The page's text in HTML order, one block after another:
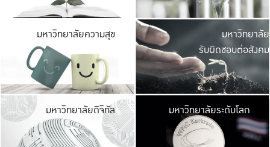
มหาวิทยาลัยความสุข มหาวิ
ค
เปิดประ
และพบเรื่องราวใ
มหาวิทยาลัย
รับผิดชอบต่อสังคม
มหาวิทยาลัยดิจิทัล มหาวิ
เปลี่ยนแปลง แล
เพื่อทำง
มหาวิทยาลัยระดับโลก